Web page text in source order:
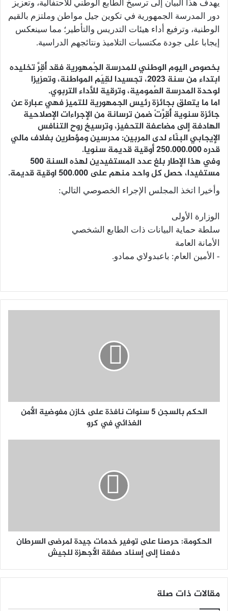
يهدف هذا البيان إلى ترسيخ الطابع الوطني للاحتفالية، وتعزيز
دور المدرسة الجمهورية في تكوين جيل مواطن وملتزم بالقيم
الوطنية، وترفيع أداء هيئات التدريس والتأطير؛ مما سينعكس
إيجابا على جودة مكتسبات التلاميذ ونتائجهم الدراسية.
بخصوص اليوم الوطني للمدرسة الجُمهورية فقد أُقِرَّ تخليده
ابتداء من سنة 2023، تجسيدا لقِيَم المواطنة، وتعزيزا
لوحدة المدرسة العُمومية، وترقية للأداء التربوي.
اما ما يتعلق بجائزة رئيس الجمهورية للتميز فهي عبارة عن
جائزة سنوية أُقِرَّتْ ضمن ترسانة من الإجراءات الإصلاحية
الهادفة إلى مضاعفة التحفيز، وترسيخ روح التنافس
الإيجابي البنّاء لدى المربين: مدرسين ومؤطرين بغلاف مالي
قدره 250.000.000 أوقية قديمة سنويا.
وفي هذا الإطار بلغ عدد المستفيدين لهذه السنة 500
مستفيدا، حصل كل واحد منهم على 500.000 اوقية قديمة.
وأخيرا اتخذ المجلس الإجراء الخصوصي التالي:
الوزارة الأولى
سلطة حماية البيانات ذات الطابع الشخصي
الأمانة العامة
‐ الأمين العام: باعبدولاي ممادو.
الحكم بالسجن 5 سنوات نافذة على خازن مفوضية الأمن
الغذائي في كرو
الحكومة: حرصنا على توفير خدمات جيدة لمرضى السرطان
دفعنا إلى إسناد صفقة الأجهزة للجيش
مقالات ذات صلة